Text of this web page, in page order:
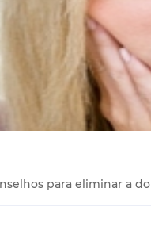
para eliminar a